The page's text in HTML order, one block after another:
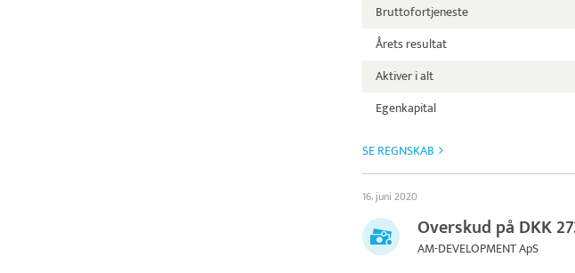
Bruttofortjeneste
Årets resultat
Aktiver i alt
Egenkapital
SE REGNSKAB
16. juni 2020
Overskud på DKK
AM-DEVELOPMENT ApS